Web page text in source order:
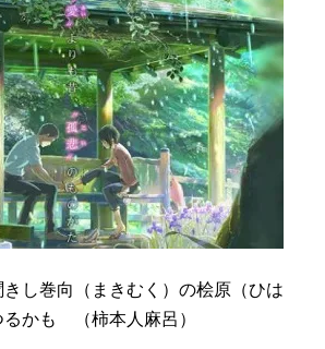
きし巻向（まきむく）の桧原（ひは
るかも （柿本人麻呂）